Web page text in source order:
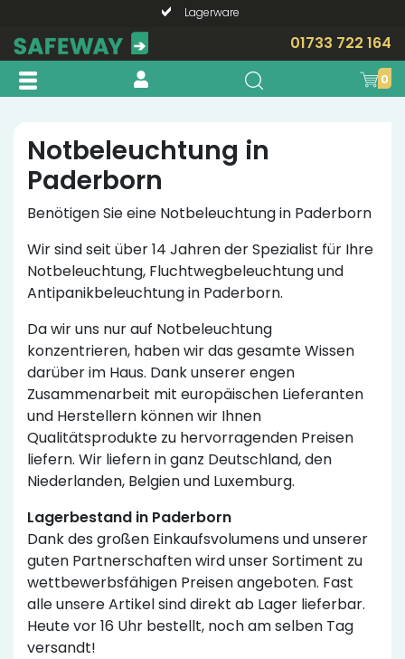
Lagerware
Telefonische Beratung? 01733 722 164
0
Notbeleuchtung in
Paderborn
Benötigen Sie eine Notbeleuchtung in Paderborn
Wir sind seit über 14 Jahren der Spezialist für Ihre
Notbeleuchtung, Fluchtwegbeleuchtung und
Antipanikbeleuchtung in Paderborn.
Da wir uns nur auf Notbeleuchtung
konzentrieren, haben wir das gesamte Wissen
darüber im Haus. Dank unserer engen
Zusammenarbeit mit europäischen Lieferanten
und Herstellern können wir Ihnen
Qualitätsprodukte zu hervorragenden Preisen
liefern. Wir liefern in ganz Deutschland, den
Niederlanden, Belgien und Luxemburg.
Lagerbestand in Paderborn
Dank des großen Einkaufsvolumens und unserer
guten Partnerschaften wird unser Sortiment zu
wettbewerbsfähigen Preisen angeboten. Fast
alle unsere Artikel sind direkt ab Lager lieferbar.
Heute vor 16 Uhr bestellt, noch am selben Tag
versandt!